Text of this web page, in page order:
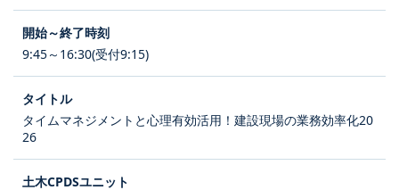
9:45～16:30(受付9:15)
タイムマネジメントと心理有効活用！建設現場の業務効率化20
26